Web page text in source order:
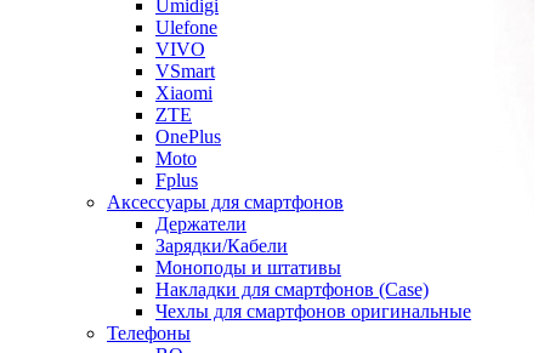
Umidigi
Ulefone
VIVO
VSmart
Xiaomi
ZTE
OnePlus
Moto
Fplus
Аксессуары для смартфонов
Держатели
Зарядки/Кабели
Моноподы и штативы
Накладки для смартфонов (Case)
Чехлы для смартфонов оригинальные
Телефоны